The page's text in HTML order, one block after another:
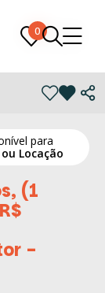
0
0
para
Locação
(1
-